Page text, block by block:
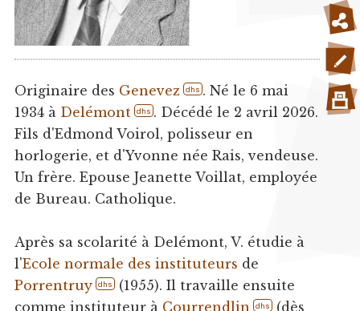
Originaire des Genevez dhs . Né le 6 mai
1934 à Delémont dhs . Décédé le 2 avril 2026.
Fils d'Edmond Voirol, polisseur en
horlogerie, et d'Yvonne née Rais, vendeuse.
Un frère. Epouse Jeanette Voillat, employée
de Bureau. Catholique.
Après sa scolarité à Delémont, V. étudie à
l'Ecole normale des instituteurs de
Porrentruy
dhs (1955). Il travaille ensuite
comme instituteur à Courrendlin dhs (dès